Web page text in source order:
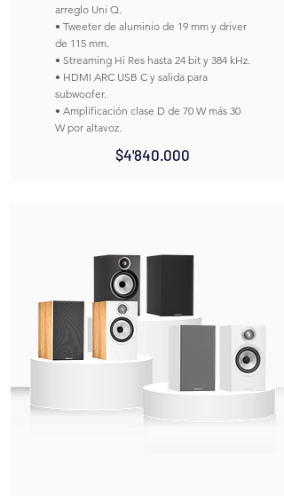
arreglo Uni Q.
• Tweeter de aluminio de 19 mm y driver
de 115 mm.
• Streaming Hi Res hasta 24 bit y 384 kHz.
• HDMI ARC USB C y salida para
subwoofer.
• Amplificación clase D de 70 W más 30
W por altavoz.
$4'840.000